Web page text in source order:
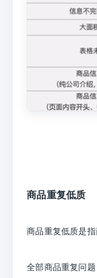
商品重复低质
商品重复低质是
全部商品重复问题